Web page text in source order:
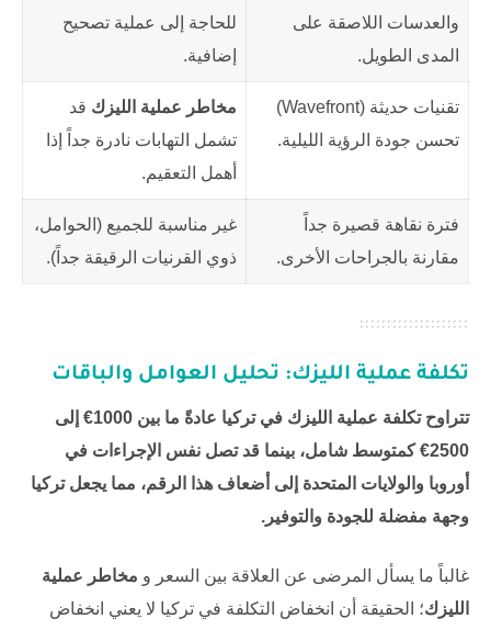
والعدسات اللاصقة على
المدى الطويل.
للحاجة إلى عملية تصحيح
إضافية.
تقنيات حديثة (Wavefront)
تحسن جودة الرؤية الليلية.
مخاطر عملية الليزك قد
تشمل التهابات نادرة جداً إذا
أهمل التعقيم.
فترة نقاهة قصيرة جداً
مقارنة بالجراحات الأخرى.
غير مناسبة للجميع (الحوامل،
ذوي القرنيات الرقيقة جداً).
تكلفة عملية الليزك: تحليل العوامل والباقات
تتراوح تكلفة عملية الليزك في تركيا عادةً ما بين 1000€ إلى
2500€ كمتوسط شامل، بينما قد تصل نفس الإجراءات في
أوروبا والولايات المتحدة إلى أضعاف هذا الرقم، مما يجعل تركيا
وجهة مفضلة للجودة والتوفير.
غالباً ما يسأل المرضى عن العلاقة بين السعر و مخاطر عملية
الليزك؛ الحقيقة أن انخفاض التكلفة في تركيا لا يعني انخفاض